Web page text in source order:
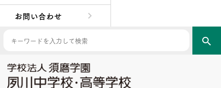
お問い合わせ
search